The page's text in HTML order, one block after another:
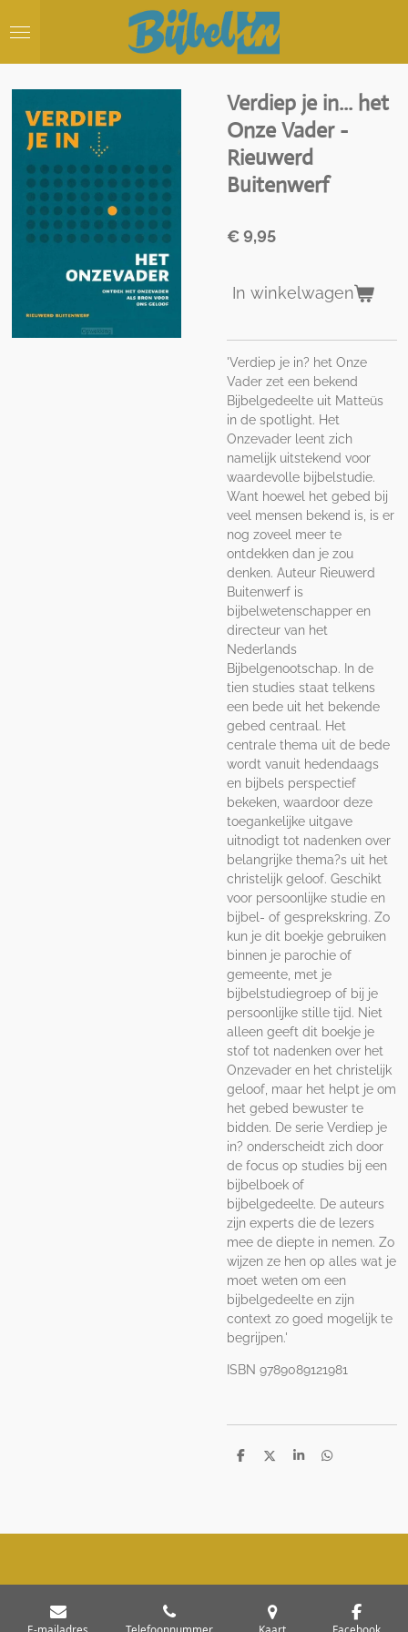
direct
hoofdinhoud
Verdiep je in... het
Onze Vader -
Rieuwerd
Buitenwerf
€ 9,95
In winkelwagen
'Verdiep je in? het Onze
Vader zet een bekend
Bijbelgedeelte uit Matteüs
in de spotlight. Het
Onzevader leent zich
namelijk uitstekend voor
waardevolle bijbelstudie.
Want hoewel het gebed bij
veel mensen bekend is, is er
nog zoveel meer te
ontdekken dan je zou
denken. Auteur Rieuwerd
Buitenwerf is
bijbelwetenschapper en
directeur van het
Nederlands
Bijbelgenootschap. In de
tien studies staat telkens
een bede uit het bekende
gebed centraal. Het
centrale thema uit de bede
wordt vanuit hedendaags
en bijbels perspectief
bekeken, waardoor deze
toegankelijke uitgave
uitnodigt tot nadenken over
belangrijke thema?s uit het
christelijk geloof. Geschikt
voor persoonlijke studie en
bijbel- of gesprekskring. Zo
kun je dit boekje gebruiken
binnen je parochie of
gemeente, met je
bijbelstudiegroep of bij je
persoonlijke stille tijd. Niet
alleen geeft dit boekje je
stof tot nadenken over het
Onzevader en het christelijk
geloof, maar het helpt je om
het gebed bewuster te
bidden. De serie Verdiep je
in? onderscheidt zich door
de focus op studies bij een
bijbelboek of
bijbelgedeelte. De auteurs
zijn experts die de lezers
mee de diepte in nemen. Zo
wijzen ze hen op alles wat je
moet weten om een
bijbelgedeelte en zijn
context zo goed mogelijk te
begrijpen.'
ISBN 9789089121981
D
D
S
D